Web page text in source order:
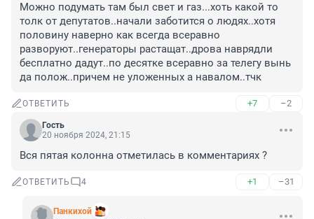
Можно подумать там был свет и газ...хоть какой то
толк от депутатов..начали заботится о людях..хотя
половину наверно как всегда всеравно
разворуют..генераторы растащат..дрова наврядли
бесплатно дадут..по десятке всеравно за телегу вынь
да полож..причем не уложенных а навалом..тчк
ОТВЕТИТЬ +7 –2
Гость
20 ноября 2024, 21:15
Вся пятая колонна отметилась в комментариях ?
ОТВЕТИТЬ 4 +1 –31
Панкихой